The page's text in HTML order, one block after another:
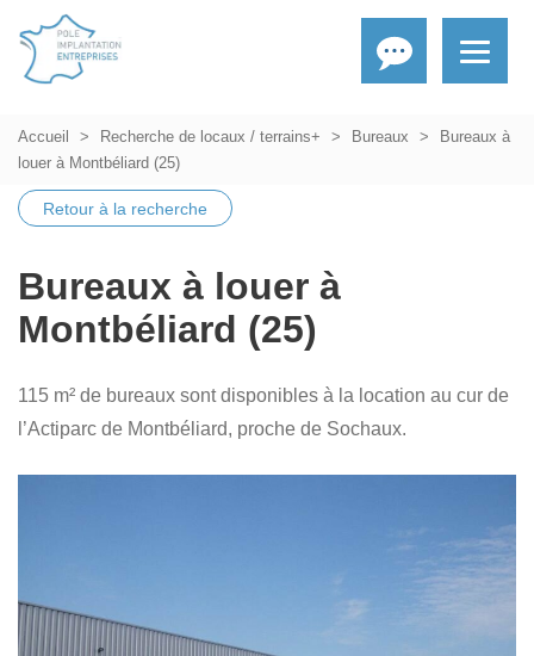
Accueil Recherche de locaux / terrains+ Bureaux
Bureaux à
louer à Montbéliard (25)
Retour à la recherche
Bureaux à louer à
Montbéliard (25)
115 m² de bureaux sont disponibles à la location au cur de
l’Actiparc de Montbéliard, proche de Sochaux.